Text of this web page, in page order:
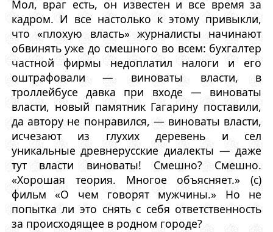
Мол, враг есть, он известен и все время за
кадром. И все настолько к этому привыкли,
что «плохую власть» журналисты начинают
обвинять уже до смешного во всем: бухгалтер
частной фирмы недоплатил налоги и его
оштрафовали — виноваты власти, в
троллейбусе давка при входе — виноваты
власти, новый памятник Гагарину поставили,
да автору не понравился, — виноваты власти,
исчезают из глухих деревень и сел
уникальные древнерусские диалекты — даже
тут власти виноваты! Смешно? Смешно.
«Хорошая теория. Многое объясняет.» (с)
фильм «О чем говорят мужчины.» Но не
попытка ли это снять с себя ответственность
за происходящее в родном городе?